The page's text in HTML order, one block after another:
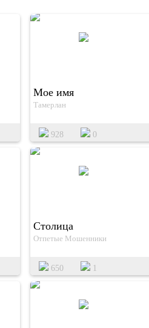
Мое имя
Тамерлан
928 0
Столица
Отпетые Мошенники
650 1